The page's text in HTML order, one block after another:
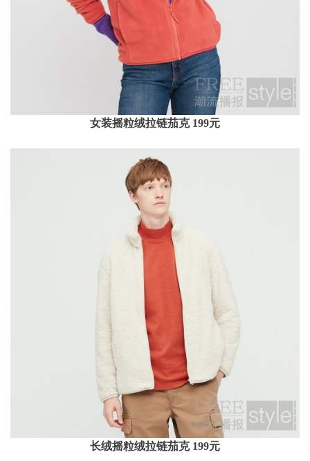
女装摇粒绒拉链茄克 199元
长绒摇粒绒拉链茄克 199元